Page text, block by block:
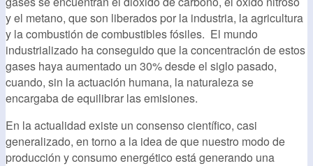
y el metano, que son liberados por la industria, la agricultura
y la combustión de combustibles fósiles. El mundo
industrializado ha conseguido que la concentración de estos
gases haya aumentado un 30% desde el siglo pasado,
cuando, sin la actuación humana, la naturaleza se
encargaba de equilibrar las emisiones.
En la actualidad existe un consenso científico, casi
generalizado, en torno a la idea de que nuestro modo de
producción y consumo energético está generando una